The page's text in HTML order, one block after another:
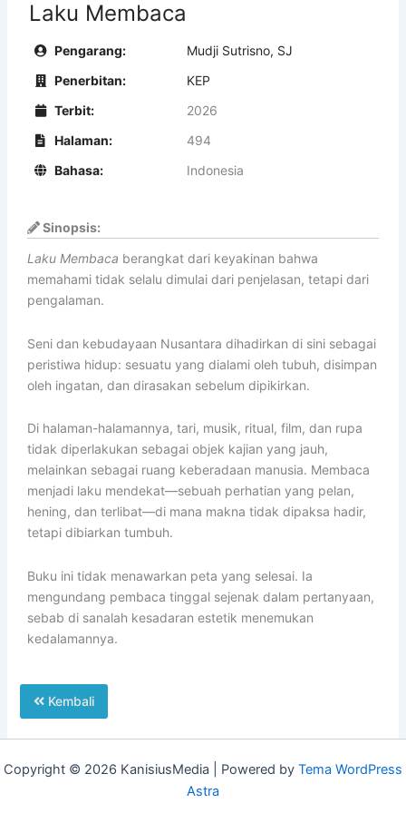
Laku Membaca
Pengarang:
Mudji Sutrisno, SJ
Penerbitan:
KEP
Terbit:
2026
Halaman:
494
Bahasa:
Indonesia
Sinopsis:
Laku Membaca berangkat dari keyakinan bahwa
memahami tidak selalu dimulai dari penjelasan, tetapi dari
pengalaman.
Seni dan kebudayaan Nusantara dihadirkan di sini sebagai
peristiwa hidup: sesuatu yang dialami oleh tubuh, disimpan
oleh ingatan, dan dirasakan sebelum dipikirkan.
Di halaman-halamannya, tari, musik, ritual, film, dan rupa
tidak diperlakukan sebagai objek kajian yang jauh,
melainkan sebagai ruang keberadaan manusia. Membaca
menjadi laku mendekat—sebuah perhatian yang pelan,
hening, dan terlibat—di mana makna tidak dipaksa hadir,
tetapi dibiarkan tumbuh.
Buku ini tidak menawarkan peta yang selesai. Ia
mengundang pembaca tinggal sejenak dalam pertanyaan,
sebab di sanalah kesadaran estetik menemukan
kedalamannya.
Kembali
Copyright © 2026 KanisiusMedia | Powered by Tema WordPress
Astra